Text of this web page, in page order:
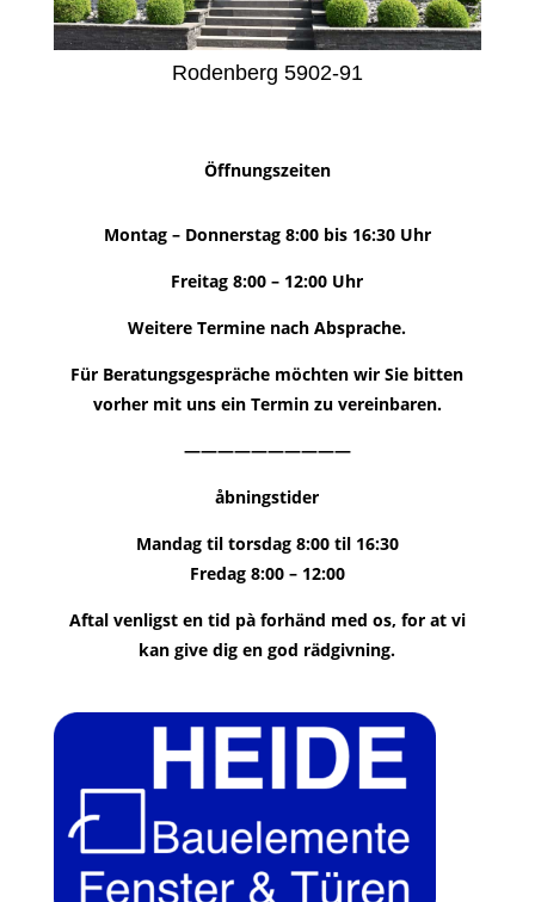
Rodenberg 5902-91
Öffnungszeiten
Montag – Donnerstag 8:00 bis 16:30 Uhr
Freitag 8:00 – 12:00 Uhr
Weitere Termine nach Absprache.
Für Beratungsgespräche möchten wir Sie bitten
vorher mit uns ein Termin zu vereinbaren.
——————————
åbningstider
Mandag til torsdag 8:00 til 16:30
Fredag ​​8:00 – 12:00
Aftal venligst en tid pà forhänd med os, for at vi
kan give dig en god rädgivning.